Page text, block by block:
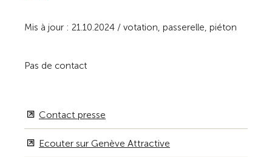
Mis à jour : 21.10.2024 / votation, passerelle, piéton
Pas de contact
Contact presse
Ecouter sur Genève Attractive